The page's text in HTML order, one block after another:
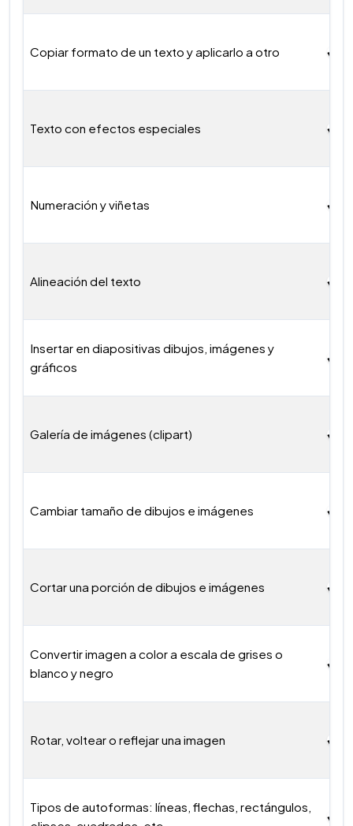
Copiar formato de un texto y aplicarlo a otro
Texto con efectos especiales
Numeración y viñetas
Alineación del texto
Insertar en diapositivas dibujos, imágenes y
gráficos
Galería de imágenes (clipart)
Cambiar tamaño de dibujos e imágenes
Cortar una porción de dibujos e imágenes
Convertir imagen a color a escala de grises o
blanco y negro
Rotar, voltear o reflejar una imagen
Tipos de autoformas: líneas, flechas, rectángulos,